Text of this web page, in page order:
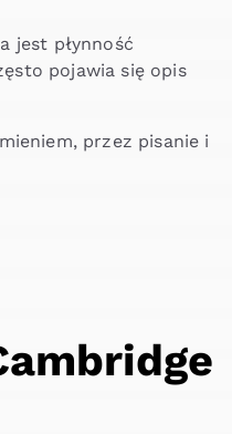
jest płynność
pojawia się opis
przez pisanie i